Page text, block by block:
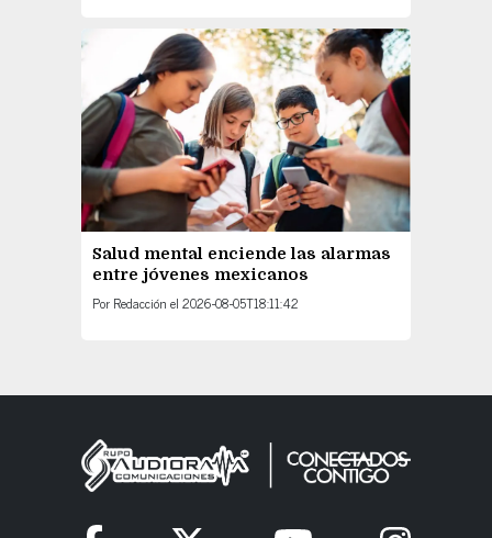
Salud mental enciende las alarmas
entre jóvenes mexicanos
Por Redacción el 2026-08-05T18:11:42